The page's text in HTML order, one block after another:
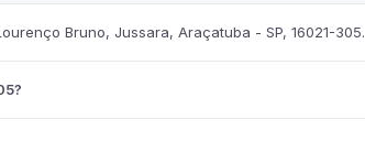
Bruno, Jussara, Araçatuba - SP, 16021-305.